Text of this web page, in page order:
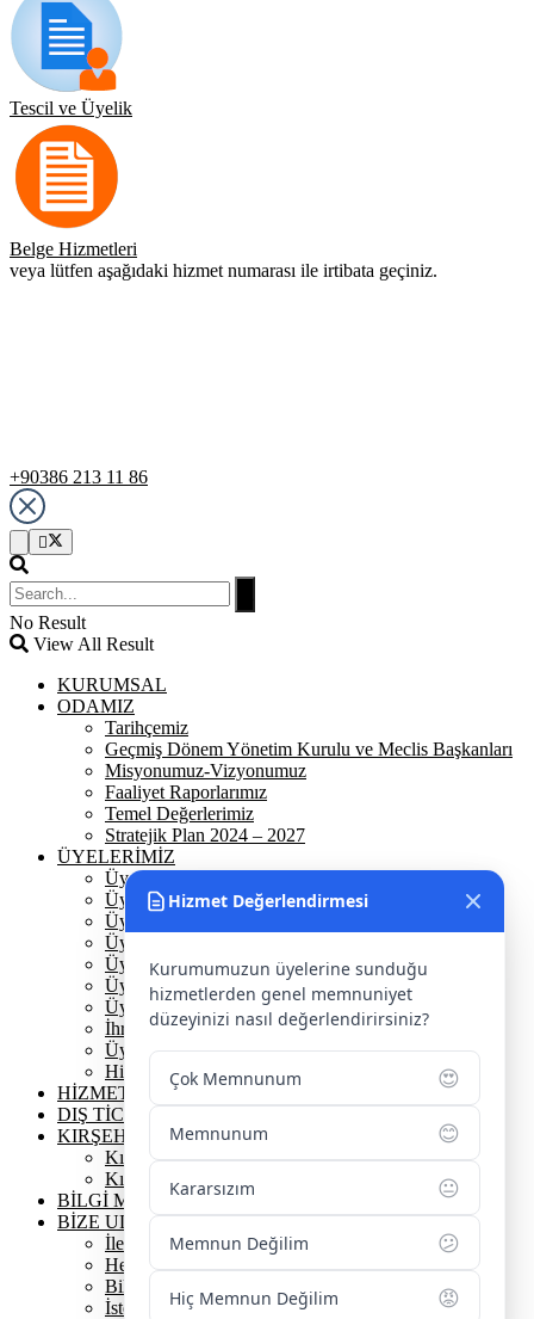
Tescil ve Üyelik
Belge Hizmetleri
veya lütfen aşağıdaki hizmet numarası ile irtibata geçiniz.
+90386 213 11 86
Hizmet Değerlendirmesi
Kurumumuzun üyelerine sunduğu
hizmetlerden genel memnuniyet
düzeyinizi nasıl değerlendirirsiniz?
Çok Memnunum 😍
Memnunum 😊
Kararsızım 😐
Memnun Değilim 😕
Hiç Memnun Değilim 😡
No Result
View All Result
KURUMSAL
ODAMIZ
Tarihçemiz
Geçmiş Dönem Yönetim Kurulu ve Meclis Başkanları
Misyonumuz-Vizyonumuz
Faaliyet Raporlarımız
Temel Değerlerimiz
Stratejik Plan 2024 – 2027
ÜYELERİMİZ
Üyelerimiz
Üyelik
Üyelik Ön Başvuru
Üyelik Avantajlarımız
Üye Danışmanına Sor
Üye Sorumluluklarımız
Üye Bilgi Güncelleme Formu
İhracat Danışmanına Sor
Üye Başarı Hikayeleri
Hizmet Standartları Tablosu
HİZMETLERİMİZ
DIŞ TİCARET
KIRŞEHİR
Kırşehir Tarihi
Kırşehir Coğrafi İşaretler
BİLGİ MERKEZİ
BİZE ULAŞIN
İletişim Bilgilerimiz
Hesap Numaralarımız
Bilgi Edinme
İstek / Öneri / Şikayet